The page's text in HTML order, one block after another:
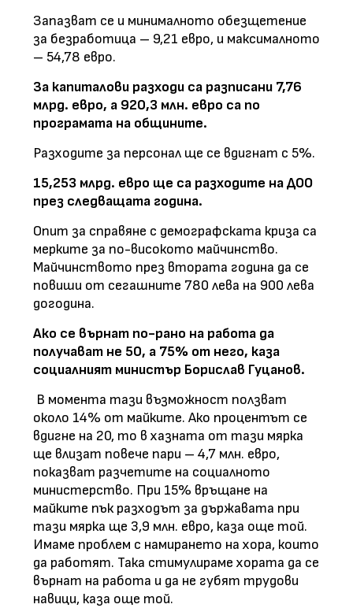
Запазват се и минималното обезщетение
за безработица – 9,21 евро, и максималното
– 54,78 евро.
За капиталови разходи са разписани 7,76
млрд. евро, а 920,3 млн. евро са по
програмата на общините.
Разходите за персонал ще се вдигнат с 5%.
15,253 млрд. евро ще са разходите на ДОО
през следващата година.
Опит за справяне с демографската криза са
мерките за по-високото майчинство.
Майчинството през втората година да се
повиши от сегашните 780 лева на 900 лева
догодина.
Ако се върнат по-рано на работа да
получават не 50, а 75% от него, каза
социалният министър Борислав Гуцанов.
В момента тази възможност ползват
около 14% от майките. Ако процентът се
вдигне на 20, то в хазната от тази мярка
ще влизат повече пари – 4,7 млн. евро,
показват разчетите на социалното
министерство. При 15% връщане на
майките пък разходът за държавата при
тази мярка ще 3,9 млн. евро, каза още той.
Имаме проблем с намирането на хора, които
да работят. Така стимулираме хората да се
върнат на работа и да не губят трудови
навици, каза още той.